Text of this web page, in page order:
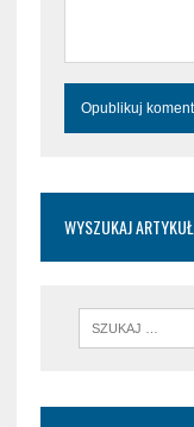
WYSZUKAJ ARTYKUŁ